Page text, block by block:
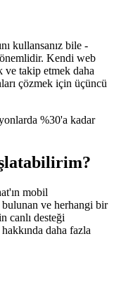
kullansanız bile -
Kendi web
takip etmek daha
çözmek için üçüncü
%30'a kadar
mobil
ve herhangi bir
canlı desteği
hakkında daha fazla